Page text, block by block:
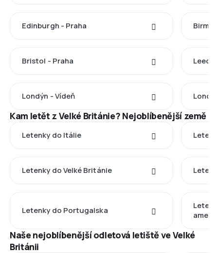
Edinburgh - Praha
Bristol - Praha Leeds
Londýn - Vídeň
Kam letět z Velké Británie? Nejoblíbenější země
Letenky do Itálie
Letenky do Velké Británie
Letenky do Portugalska
Naše nejoblíbenější odletová letiště ve Velké
Británii